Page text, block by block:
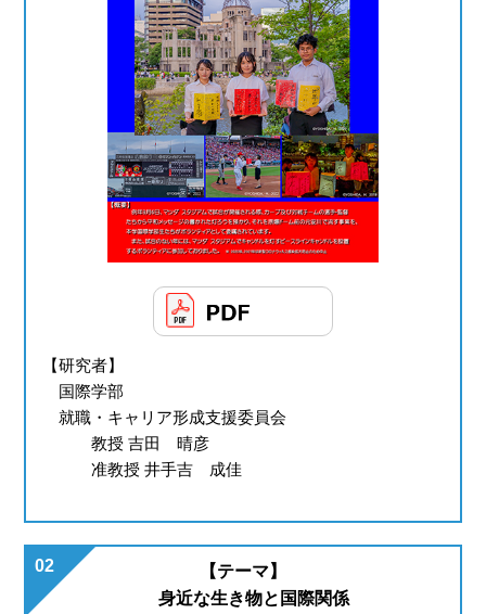
【研究者】
国際学部
就職・キャリア形成支援委員会
教授 吉田 晴彦
准教授 井手吉 成佳
02
【テーマ】
身近な生き物と国際関係